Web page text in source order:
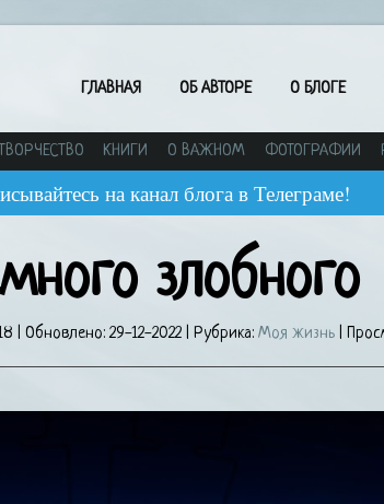
ГЛАВНАЯ ОБ АВТОРЕ О БЛОГЕ
ТВОРЧЕСТВО КНИГИ О ВАЖНОМ ФОТОГРАФИИ
на канал блога в Телеграме!
злобного
| Обновлено:29-12-2022 | Рубрика: Моя жизнь |